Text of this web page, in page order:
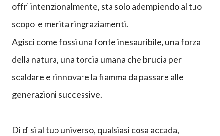
offri intenzionalmente, sta solo adempiendo al tuo
scopo e merita ringraziamenti.
Agisci come fossi una fonte inesauribile, una forza
della natura, una torcia umana che brucia per
scaldare e rinnovare la fiamma da passare alle
generazioni successive.
Di di si al tuo universo, qualsiasi cosa accada,